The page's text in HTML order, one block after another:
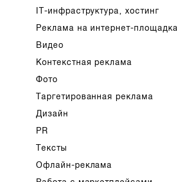
IT-инфраструктура, хостинг
Реклама на интернет-
Видео
Контекстная реклама
Фото
Таргетированная реклама
Дизайн
PR
Тексты
Офлайн-реклама